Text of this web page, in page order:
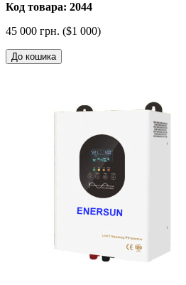
Код товара: 2044
45 000 грн. ($1 000)
До кошика